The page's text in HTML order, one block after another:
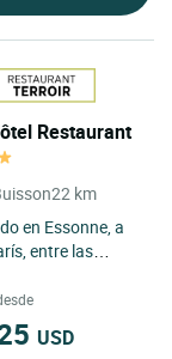
Restaurant
22 km
en Essonne, a
entre las
USD